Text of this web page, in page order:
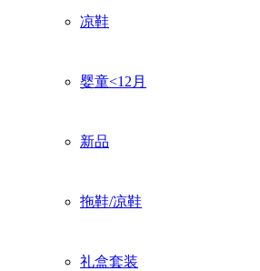
凉鞋
婴童<12月
新品
拖鞋/凉鞋
礼盒套装